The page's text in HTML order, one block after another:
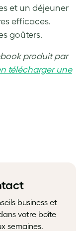
et un déjeuner
efficaces.
goûters.
produit par
télécharger une
business et
votre boîte
semaines.